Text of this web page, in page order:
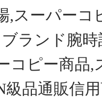
,スーパー
ランド腕
コピー商品
品通販信